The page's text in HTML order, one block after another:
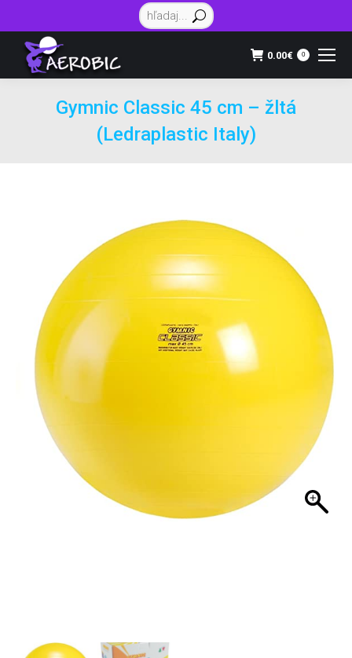
Vyhľadávanie:
0.00€ 0
Gymnic Classic 45 cm – žltá
(Ledraplastic Italy)